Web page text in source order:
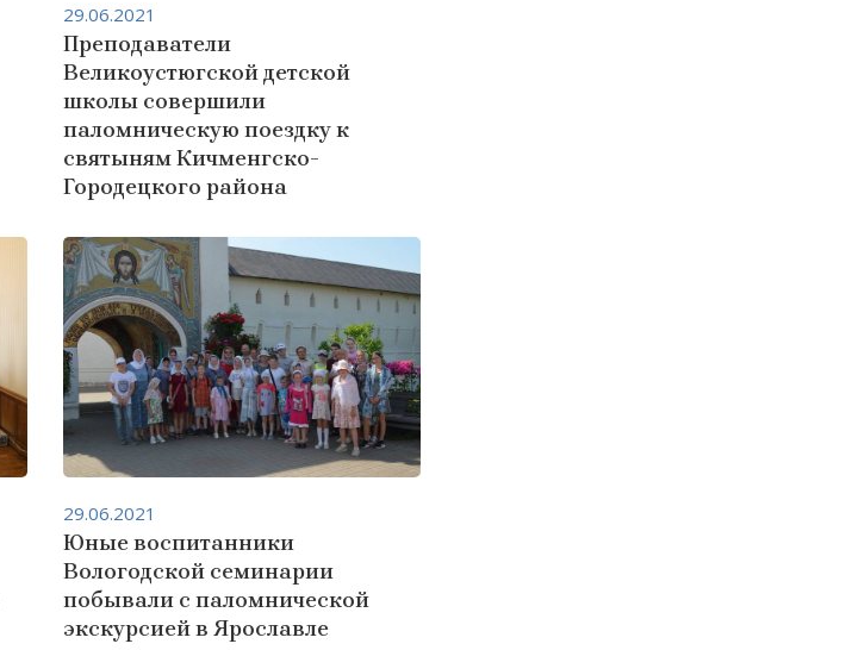
Преподаватели
Великоустюгской детской
школы совершили
паломническую поездку к
святыням Кичменгско-
Городецкого района
29.06.2021
Юные воспитанники
Вологодской семинарии
побывали с паломнической
экскурсией в Ярославле
29.06.2021